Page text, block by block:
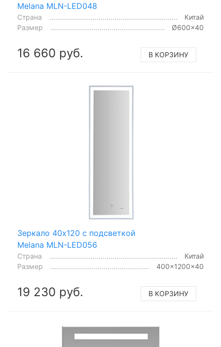
Melana MLN-LED048
Страна
Китай
Размер
Ø600x40
16 660 руб. В КОРЗИНУ
Зеркало 40x120 с подсветкой
Melana MLN-LED056
Страна
Китай
Размер
400x1200x40
19 230 руб. В КОРЗИНУ